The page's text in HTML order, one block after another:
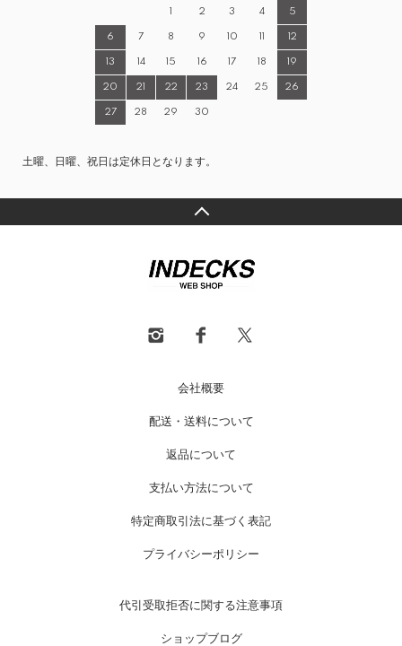
1 2 3 4 5
6 7 8 9 10 11 12
13 14 15 16 17 18 19
20 21 22 23 24 25 26
27 28 29 30
土曜、日曜、祝日は定休日となります。
会社概要
配送・送料について
返品について
支払い方法について
特定商取引法に基づく表記
プライバシーポリシー
代引受取拒否に関する注意事項
ショップブログ